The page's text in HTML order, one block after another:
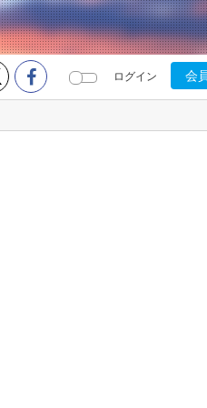
ログイン 会